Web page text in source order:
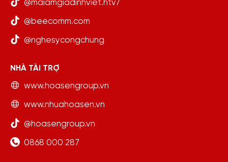
@maiamgiadinhviet.htv7
@beecomm.com
@nghesycongchung
NHÀ TÀI TRỢ
www.hoasengroup.vn
www.nhuahoasen.vn
@hoasengroup.vn
0868 000 287